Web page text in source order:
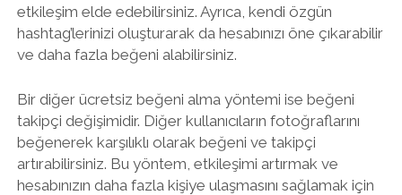
etkileşim elde edebilirsiniz. Ayrıca, kendi özgün
hashtag’lerinizi oluşturarak da hesabınızı öne çıkarabilir
ve daha fazla beğeni alabilirsiniz.
Bir diğer ücretsiz beğeni alma yöntemi ise beğeni
takipçi değişimidir. Diğer kullanıcıların fotoğraflarını
beğenerek karşılıklı olarak beğeni ve takipçi
artırabilirsiniz. Bu yöntem, etkileşimi artırmak ve
hesabınızın daha fazla kişiye ulaşmasını sağlamak için